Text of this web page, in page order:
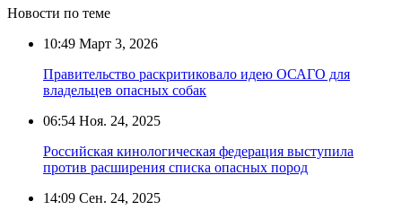
Новости по теме
10:49 Март 3, 2026
Правительство раскритиковало идею ОСАГО для
владельцев опасных собак
06:54 Ноя. 24, 2025
Российская кинологическая федерация выступила
против расширения списка опасных пород
14:09 Сен. 24, 2025